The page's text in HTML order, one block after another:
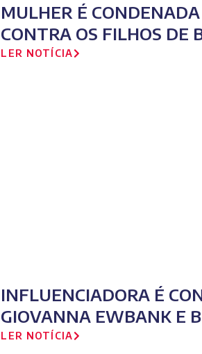
MULHER É
CONTRA OS FILHOS DE
LER NOTÍCIA
INFLUENCIADORA É
GIOVANNA EWBANK E
LER NOTÍCIA